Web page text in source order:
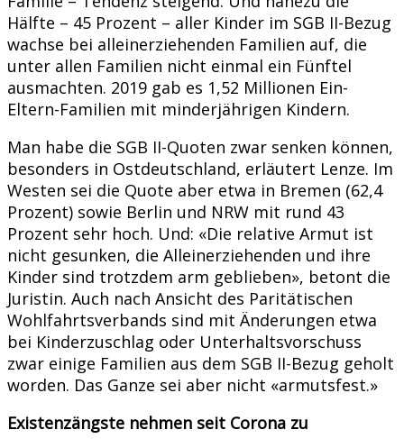
Hälfte – 45 Prozent – aller Kinder im SGB II-Bezug
wachse bei alleinerziehenden Familien auf, die
unter allen Familien nicht einmal ein Fünftel
ausmachten. 2019 gab es 1,52 Millionen Ein-
Eltern-Familien mit minderjährigen Kindern.
Man habe die SGB II-Quoten zwar senken können,
besonders in Ostdeutschland, erläutert Lenze. Im
Westen sei die Quote aber etwa in Bremen (62,4
Prozent) sowie Berlin und NRW mit rund 43
Prozent sehr hoch. Und: «Die relative Armut ist
nicht gesunken, die Alleinerziehenden und ihre
Kinder sind trotzdem arm geblieben», betont die
Juristin. Auch nach Ansicht des Paritätischen
Wohlfahrtsverbands sind mit Änderungen etwa
bei Kinderzuschlag oder Unterhaltsvorschuss
zwar einige Familien aus dem SGB II-Bezug geholt
worden. Das Ganze sei aber nicht «armutsfest.»
Existenzängste nehmen seit Corona zu